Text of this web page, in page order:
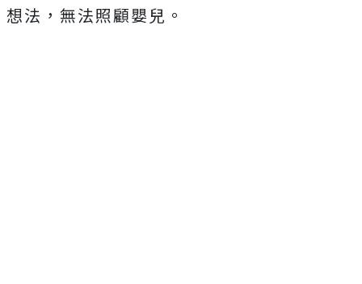
想法，無法照顧嬰兒。